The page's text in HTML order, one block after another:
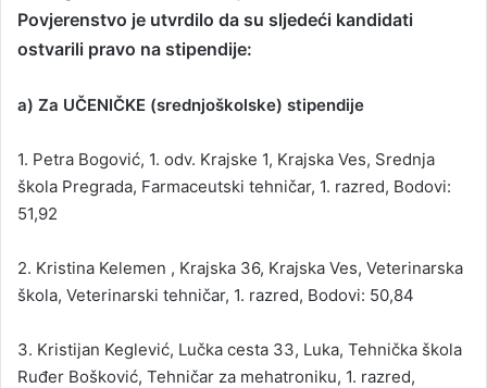
Povjerenstvo je utvrdilo da su sljedeći kandidati
ostvarili pravo na stipendije:
a) Za UČENIČKE (srednjoškolske) stipendije
1. Petra Bogović, 1. odv. Krajske 1, Krajska Ves, Srednja
škola Pregrada, Farmaceutski tehničar, 1. razred, Bodovi:
51,92
2. Kristina Kelemen , Krajska 36, Krajska Ves, Veterinarska
škola, Veterinarski tehničar, 1. razred, Bodovi: 50,84
3. Kristijan Keglević, Lučka cesta 33, Luka, Tehnička škola
Ruđer Bošković, Tehničar za mehatroniku, 1. razred,
Natalija Kunštek, Nikole Halpera 11, Vadina, Srednja škola Zabok,
Bodovi: 42,76
Martina Herendić, Herendići 1, Luka, Srednja škola Pregrada,
Nikola Herendić, Herendići 1, Luka, Željeznička tehnička škola Zagreb,
Luka Skender, Dubravka Ožegovića 3, Luka, Srednja škola Bedekovčina,
tehničar, 3. razred, Bodovi: 47
Kristijan Keglević, Lučka cesta 33, Luka, Tehnička škola Ruđer Bošković,